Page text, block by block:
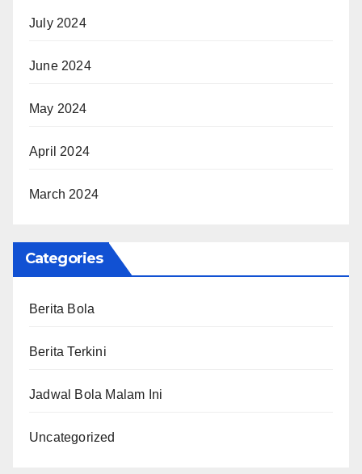
July 2024
June 2024
May 2024
April 2024
March 2024
Categories
Berita Bola
Berita Terkini
Jadwal Bola Malam Ini
Uncategorized